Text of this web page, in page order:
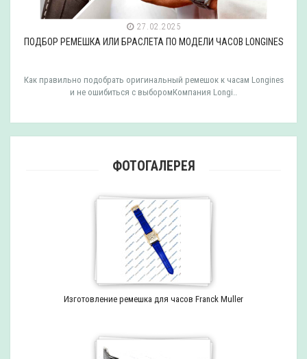
27.02.2025
ПОДБОР РЕМЕШКА ИЛИ БРАСЛЕТА ПО МОДЕЛИ ЧАСОВ LONGINES
Как правильно подобрать оригинальный ремешок к часам Longines
и не ошибиться с выборомКомпания Longi..
ФОТОГАЛЕРЕЯ
Изготовление ремешка для часов Franck Muller